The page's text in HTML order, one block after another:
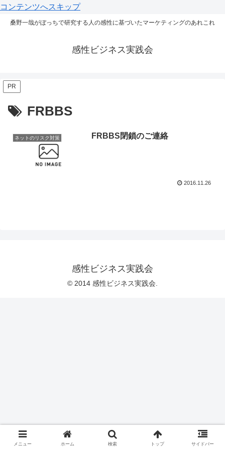
コンテンツへスキップ
桑野一哉がぼっちで研究する人の感性に基づいたマーケティングのあれこれ
感性ビジネス実践会
PR
FRBBS
ネットのリスク対策 FRBBS閉鎖のご連絡
2016.11.26
感性ビジネス実践会
© 2014 感性ビジネス実践会.
メニュー ホーム 検索 トップ サイドバー